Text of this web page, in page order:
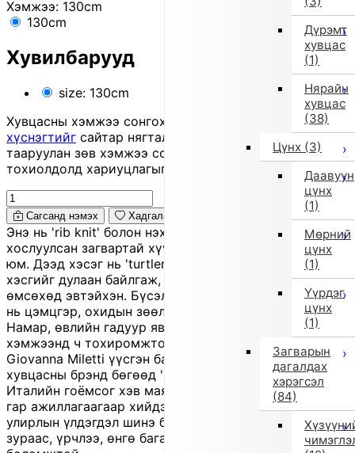
Дүрэмт
хувцас
(1)
Нярайн
хувцас
(38)
Цүнх (3)
Даавуун
цүнх
(1)
Мөрний
цүнх
(1)
Үүрдэг
цүнх
(1)
Загварын
дагалдах
хэрэгсэл
(84)
Хэмжээ: 130cm
130cm
Хувилбарууд
size: 130cm
Хувцасны хэмжээ сонгохдоо
хэмжээ сонгох
хүснэгтийг сайтар нягталж, биеийн хэмжээтэйгээ
тааруулан зөв хэмжээ сонгоно уу, хувцас таарахгүй
тохиолдолд хариуцлагыг захиалагч өөрөө хүлээнэ.
Сагсанд нэмэх Хадгалах
Энэ нь 'rib knit' болон нэхмэл даавуун банзал
хослуулсан загвартай хүүхдийн 'one-piece' даашинз
юм. Дээд хэсэг нь 'turtleneck' хийцтэй тул хүзүү
хэсгийг дулаан байлгаж, сунадаг материалтай учраас
өмсөхөд эвтэйхэн. Бүсэлхийнээс дэлгэрсэн банзал
нь цэмцгэр, охидын зөөлөн дүр төрхийг тодотгоно.
Намар, өвлийн гадуур явахад болон албан ёсны арга
хэмжээнд ч тохиромжтой. 'Il Gufo' нь 1980 онд
Giovanna Miletti үүсгэн байгуулсан Италийн хүүхдийн
хувцасны брэнд бөгөөд 'natural materials' ашиглан
Италийн гоёмсог хэв маягтай бүтээгдэхүүнүүдийг
гар ажиллагаагаар хийдэг. Энэ нь 'outlet' бараа тул
улирлын үлдэгдэл шинэ бүтээгдэхүүн боловч жижиг
зураас, үрчлээ, өнгө бага зэрэг бүдгэрсэн байх